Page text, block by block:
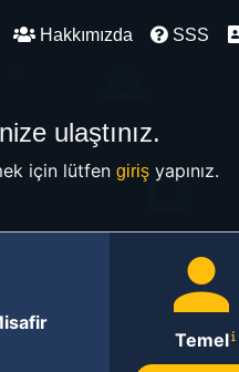
Hakkımızda SSS
ulaştınız.
için lütfen girişyapınız.
Temel